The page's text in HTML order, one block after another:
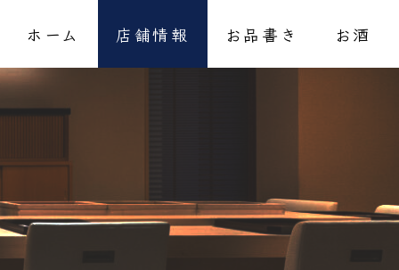
ホーム 店舗情報 お品書き お酒